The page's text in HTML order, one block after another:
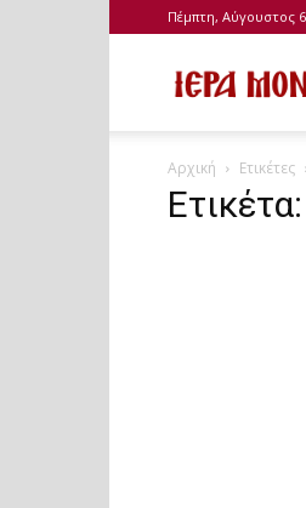
Πέμπτη, Αύγουστος
Αρχική Ετικέτες